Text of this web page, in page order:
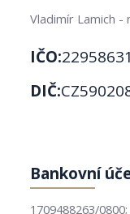
Vladimír Lamich -
IČO:22958631
DIČ:
Bankovní
1709488263/